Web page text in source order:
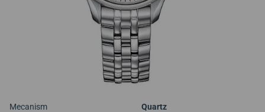
Mecanism
Quartz